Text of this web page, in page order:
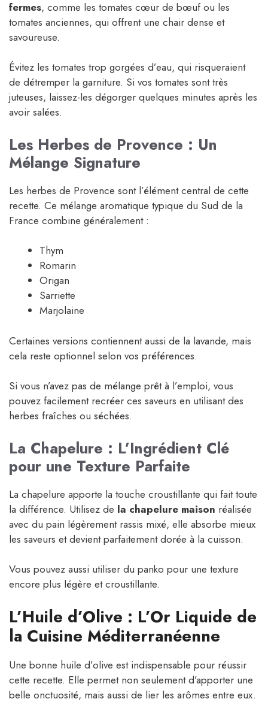
fermes, comme les tomates cœur de bœuf ou les
tomates anciennes, qui offrent une chair dense et
savoureuse.
Évitez les tomates trop gorgées d’eau, qui risqueraient
de détremper la garniture. Si vos tomates sont très
juteuses, laissez-les dégorger quelques minutes après les
avoir salées.
Les Herbes de Provence : Un
Mélange Signature
Les herbes de Provence sont l’élément central de cette
recette. Ce mélange aromatique typique du Sud de la
France combine généralement :
Thym
Romarin
Origan
Sarriette
Marjolaine
Certaines versions contiennent aussi de la lavande, mais
cela reste optionnel selon vos préférences.
Si vous n’avez pas de mélange prêt à l’emploi, vous
pouvez facilement recréer ces saveurs en utilisant des
herbes fraîches ou séchées.
La Chapelure : L’Ingrédient Clé
pour une Texture Parfaite
La chapelure apporte la touche croustillante qui fait toute
la différence. Utilisez de la chapelure maison réalisée
avec du pain légèrement rassis mixé, elle absorbe mieux
les saveurs et devient parfaitement dorée à la cuisson.
Vous pouvez aussi utiliser du panko pour une texture
encore plus légère et croustillante.
L’Huile d’Olive : L’Or Liquide de
la Cuisine Méditerranéenne
Une bonne huile d’olive est indispensable pour réussir
cette recette. Elle permet non seulement d’apporter une
belle onctuosité, mais aussi de lier les arômes entre eux.